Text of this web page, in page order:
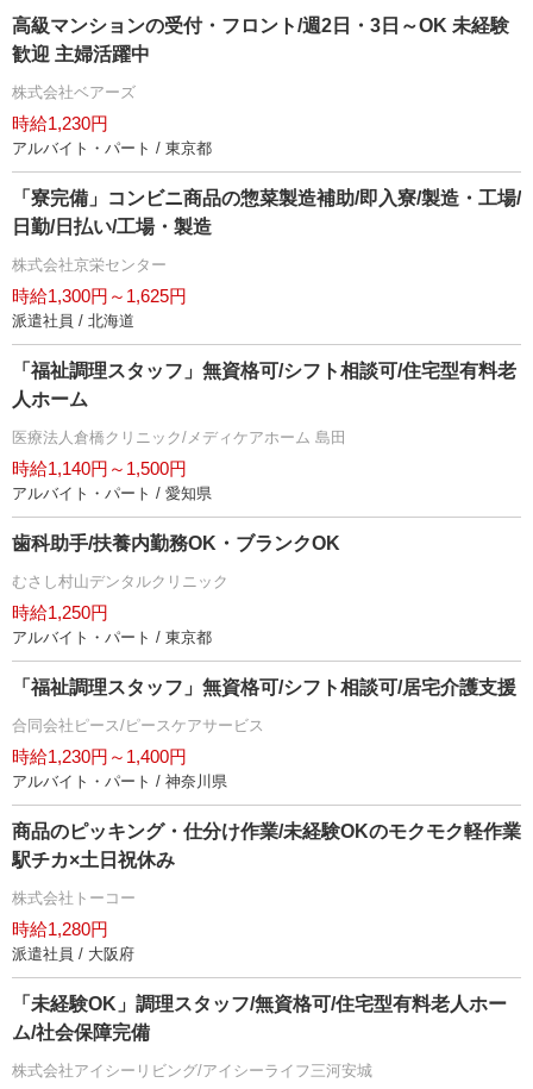
高級マンションの受付・フロント/週2日・3日～OK 未経験
歓迎 主婦活躍中
株式会社ベアーズ
時給1,230円
アルバイト・パート / 東京都
「寮完備」コンビニ商品の惣菜製造補助/即入寮/製造・工場/
日勤/日払い/工場・製造
株式会社京栄センター
時給1,300円～1,625円
派遣社員 / 北海道
「福祉調理スタッフ」無資格可/シフト相談可/住宅型有料老
人ホーム
医療法人倉橋クリニック/メディケアホーム 島田
時給1,140円～1,500円
アルバイト・パート / 愛知県
歯科助手/扶養内勤務OK・ブランクOK
むさし村山デンタルクリニック
時給1,250円
アルバイト・パート / 東京都
「福祉調理スタッフ」無資格可/シフト相談可/居宅介護支援
合同会社ピース/ピースケアサービス
時給1,230円～1,400円
アルバイト・パート / 神奈川県
商品のピッキング・仕分け作業/未経験OKのモクモク軽作業
駅チカ×土日祝休み
株式会社トーコー
時給1,280円
派遣社員 / 大阪府
「未経験OK」調理スタッフ/無資格可/住宅型有料老人ホー
ム/社会保障完備
株式会社アイシーリビング/アイシーライフ三河安城